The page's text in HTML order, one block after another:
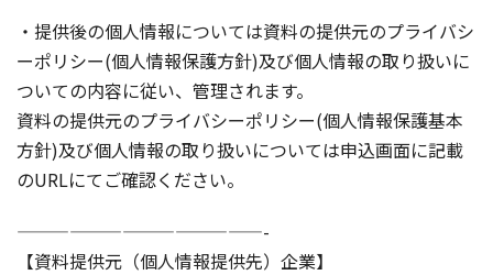
・提供後の個人情報については資料の提供元のプライバシ
ーポリシー(個人情報保護方針)及び個人情報の取り扱いに
ついての内容に従い、管理されます。
資料の提供元のプライバシーポリシー(個人情報保護基本
方針)及び個人情報の取り扱いについては申込画面に記載
のURLにてご確認ください。
——————————————-
【資料提供元（個人情報提供先）企業】